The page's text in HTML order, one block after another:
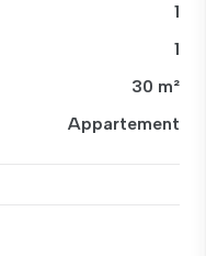
1
1
30 m²
Appartement